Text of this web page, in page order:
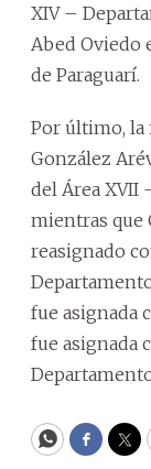
XIV –
Abed Oviedo
de Paraguarí.
Por último, la
González
del Área XVII
mientras que
reasignado
fue asignada
fue asignada
WhatsApp